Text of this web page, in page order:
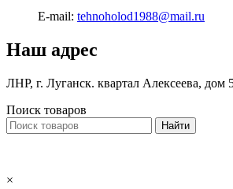
E-mail: tehnoholod1988@mail.ru
Наш адрес
ЛНР, г. Луганск. квартал Алексеева, дом
Поиск товаров
×